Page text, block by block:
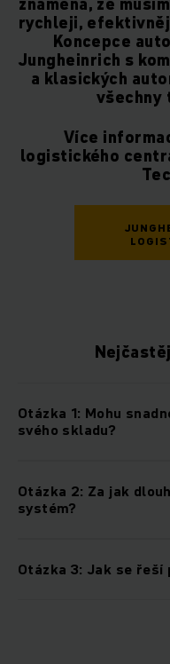
rychleji,
Koncepce
Jungheinrich s
a klasických
všechny
Více
logistického
Otázka 1: Mohu
svého skladu?
Otázka 2: Za jak
systém?
Otázka 3: Jak se řeší